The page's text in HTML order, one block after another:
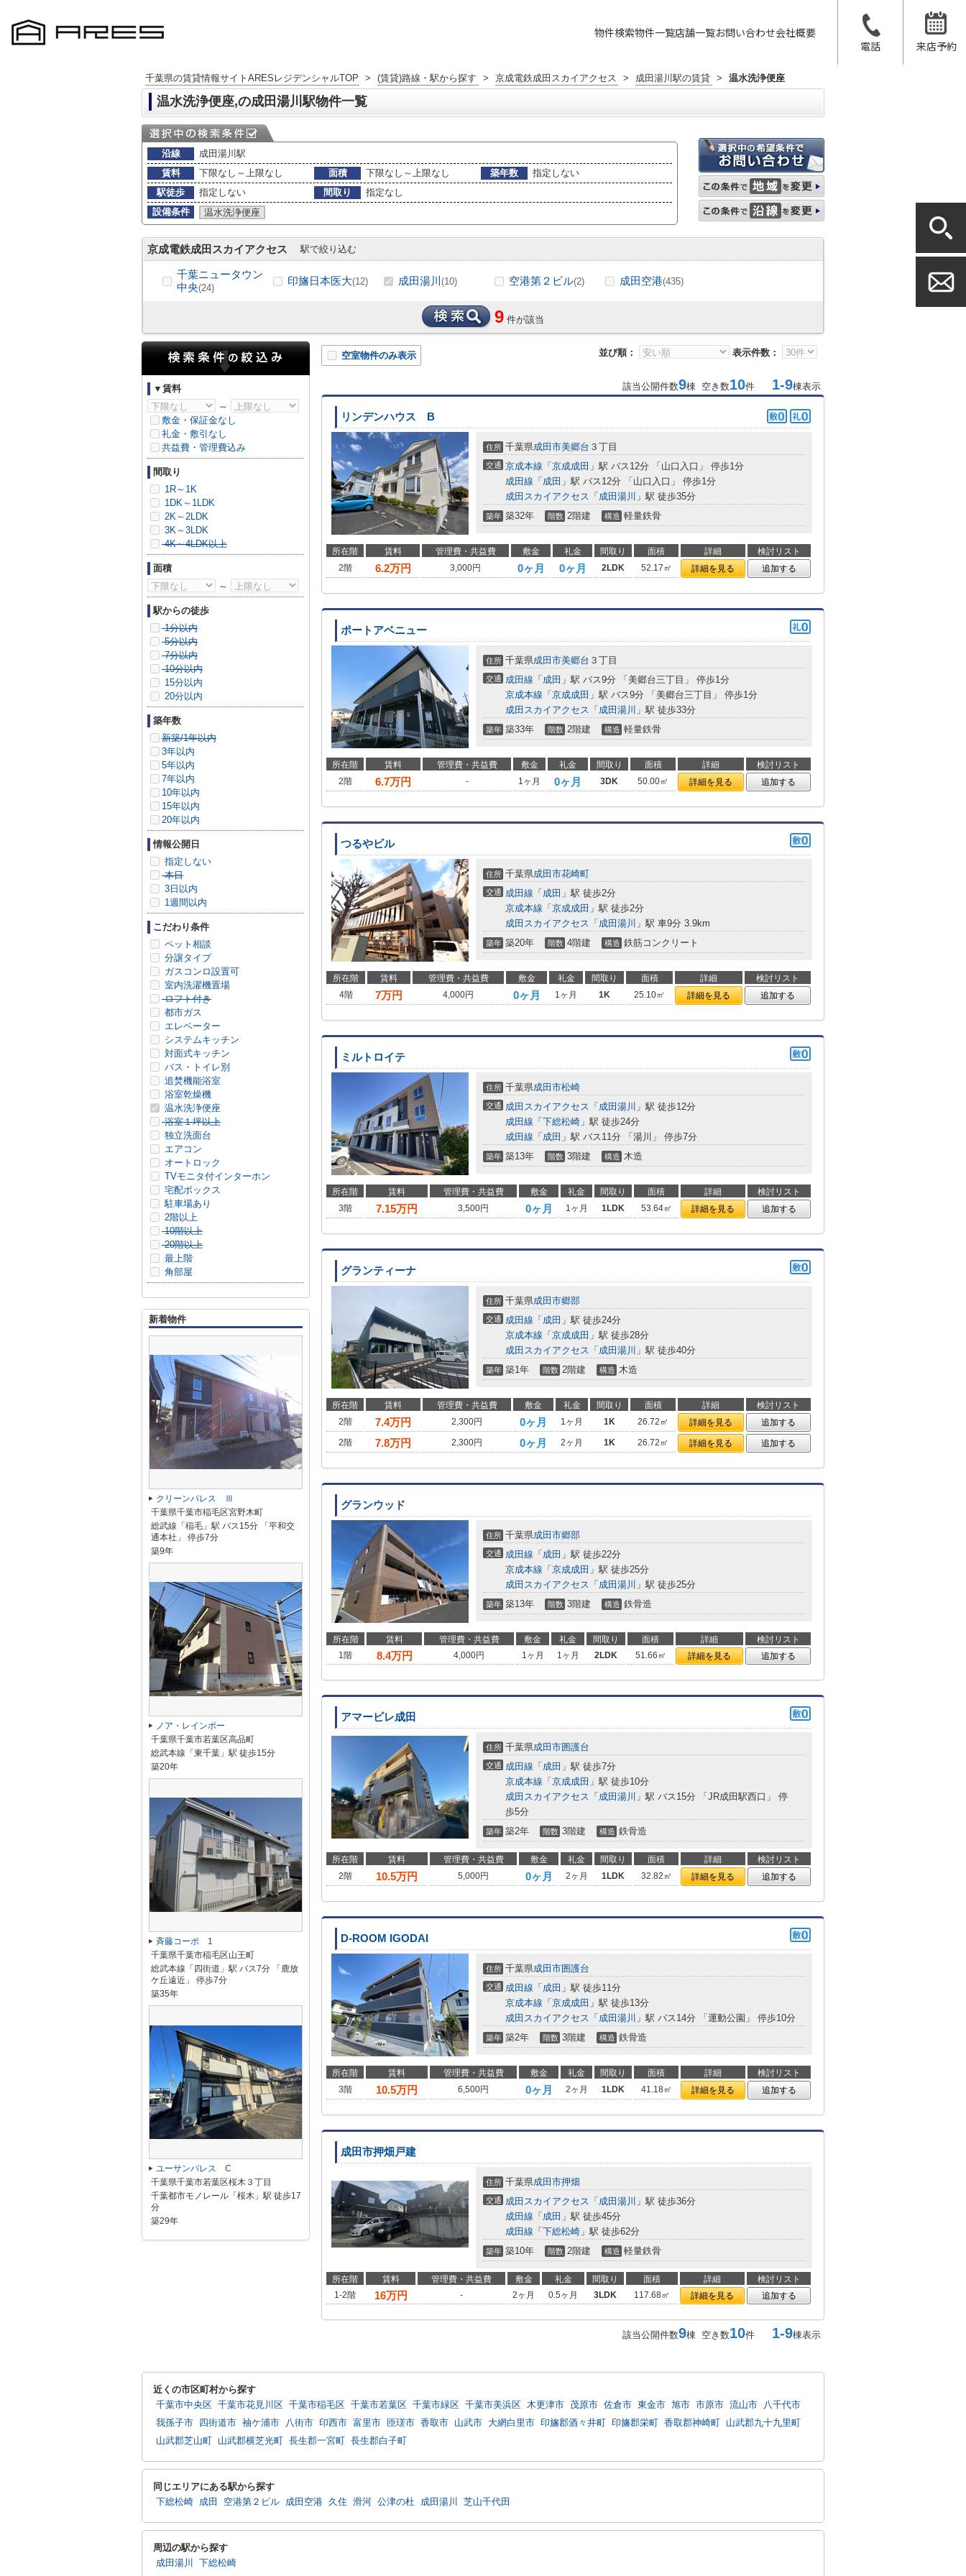
物件検索物件一覧店舗一覧お問い合わせ会社概要
電話
来店予約
千葉県の賃貸情報サイトARESレジデンシャルTOP > (賃貸)路線・駅から探す > 京成電鉄成田スカイアクセス > 成田湯川駅の賃貸 > 温水洗浄便座
温水洗浄便座,の成田湯川駅物件一覧
沿線
成田湯川駅
賃料
下限なし～上限なし 面積 下限なし～上限なし 築年数
指定しない
駅徒歩
指定しない 間取り
指定なし
設備条件
温水洗浄便座
京成電鉄成田スカイアクセス 駅で絞り込む
千葉ニュータウン
中央(24)
印旛日本医大(12) 成田湯川 (10) 空港第２ビル(2) 成田空港(435)
9 件が該当
並び順： 表示件数：
空室物件のみ表示
該当公開件数9棟 空き数10件 1-9棟表示
リンデンハウス B
住所 千葉県成田市美郷台 ３丁目
交通 京成本線 「 京成成田 」駅 バス12分 「山口入口」 停歩1分
成田線 「 成田 」駅 バス12分 「山口入口」 停歩1分
成田スカイアクセス 「 成田湯川 」駅 徒歩35分
築年 築32年 階数 2階建 構造 軽量鉄骨
所在階 賃料 管理費・共益費 敷金 礼金 間取り 面積 詳細
検討リスト
2階
6.2万円 3,000円 0ヶ月 0ヶ月 2LDK 52.17㎡ 詳細を見る 追加する
ポートアベニュー
住所 千葉県成田市美郷台 ３丁目
交通 成田線 「 成田 」駅 バス9分 「美郷台三丁目」 停歩1分
京成本線 「 京成成田 」駅 バス9分 「美郷台三丁目」 停歩1分
成田スカイアクセス 「 成田湯川 」駅 徒歩33分
築年 築33年 階数 2階建 構造 軽量鉄骨
所在階 賃料 管理費・共益費 敷金 礼金 間取り 面積 詳細
検討リスト
2階
6.7万円 - 1ヶ月 0ヶ月 3DK 50.00㎡ 詳細を見る 追加する
つるやビル
住所 千葉県成田市花崎町
交通 成田線 「 成田 」駅 徒歩2分
京成本線 「 京成成田 」駅 徒歩2分
成田スカイアクセス 「 成田湯川 」駅 車9分 3.9km
築年 築20年 階数 4階建 構造 鉄筋コンクリート
所在階 賃料 管理費・共益費 敷金 礼金 間取り 面積 詳細
検討リスト
4階
7万円 4,000円 0ヶ月 1ヶ月 1K 25.10㎡ 詳細を見る 追加する
ミルトロイテ
住所 千葉県成田市松崎
交通 成田スカイアクセス 「 成田湯川 」駅 徒歩12分
成田線 「 下総松崎 」駅 徒歩24分
成田線 「 成田 」駅 バス11分 「湯川」 停歩7分
築年 築13年 階数 3階建 構造 木造
所在階 賃料 管理費・共益費 敷金 礼金 間取り 面積 詳細
検討リスト
3階
7.15万円 3,500円 0ヶ月 1ヶ月 1LDK 53.64㎡ 詳細を見る 追加する
グランティーナ
住所 千葉県成田市郷部
交通 成田線 「 成田 」駅 徒歩24分
京成本線 「 京成成田 」駅 徒歩28分
成田スカイアクセス 「 成田湯川 」駅 徒歩40分
築年 築1年 階数 2階建 構造 木造
所在階 賃料 管理費・共益費 敷金 礼金 間取り 面積 詳細
検討リスト
2階
7.4万円 2,300円 0ヶ月 1ヶ月 1K 26.72㎡ 詳細を見る
追加する
2階
7.8万円 2,300円 0ヶ月 2ヶ月 1K 26.72㎡ 詳細を見る 追加する
グランウッド
住所 千葉県成田市郷部
交通 成田線 「 成田 」駅 徒歩22分
京成本線 「 京成成田 」駅 徒歩25分
成田スカイアクセス 「 成田湯川 」駅 徒歩25分
築年 築13年 階数 3階建 構造 鉄骨造
所在階 賃料 管理費・共益費 敷金 礼金 間取り 面積 詳細
検討リスト
1階
8.4万円 4,000円 1ヶ月 1ヶ月 2LDK 51.66㎡ 詳細を見る 追加する
アマービレ成田
住所 千葉県成田市囲護台
交通 成田線 「 成田 」駅 徒歩7分
京成本線 「 京成成田 」駅 徒歩10分
成田スカイアクセス 「 成田湯川 」駅 バス15分 「JR成田駅西口」 停
歩5分
築年 築2年 階数 3階建 構造 鉄骨造
所在階 賃料 管理費・共益費 敷金 礼金 間取り 面積 詳細
検討リスト
2階
10.5万円 5,000円 0ヶ月 2ヶ月 1LDK 32.82㎡ 詳細を見る 追加する
D-ROOM IGODAI
住所 千葉県成田市囲護台
交通 成田線 「 成田 」駅 徒歩11分
京成本線 「 京成成田 」駅 徒歩13分
成田スカイアクセス 「 成田湯川 」駅 バス14分 「運動公園」 停歩10分
築年 築2年 階数 3階建 構造 鉄骨造
所在階 賃料 管理費・共益費 敷金 礼金 間取り 面積 詳細
検討リスト
3階
10.5万円 6,500円 0ヶ月 2ヶ月 1LDK 41.18㎡ 詳細を見る 追加する
成田市押畑戸建
住所 千葉県成田市押畑
交通 成田スカイアクセス 「 成田湯川 」駅 徒歩36分
成田線 「 成田 」駅 徒歩45分
成田線 「 下総松崎 」駅 徒歩62分
築年 築10年 階数 2階建 構造 軽量鉄骨
所在階 賃料 管理費・共益費 敷金 礼金 間取り 面積 詳細
検討リスト
1-2階
16万円 - 2ヶ月 0.5ヶ月 3LDK 117.68㎡ 詳細を見る 追加する
該当公開件数9棟 空き数10件 1-9棟表示
▼賃料
～
敷金・保証金なし
礼金・敷引なし
共益費・管理費込み
間取り
1R～1K
1DK～1LDK
2K～2LDK
3K～3LDK
4K～4LDK以上
面積
～
駅からの徒歩
1分以内
5分以内
7分以内
10分以内
15分以内
20分以内
築年数
新築/1年以内
3年以内
5年以内
7年以内
10年以内
15年以内
20年以内
情報公開日
指定しない
本日
3日以内
1週間以内
こだわり条件
ペット相談
分譲タイプ
ガスコンロ設置可
室内洗濯機置場
ロフト付き
都市ガス
エレベーター
システムキッチン
対面式キッチン
バス・トイレ別
追焚機能浴室
浴室乾燥機
温水洗浄便座
浴室１坪以上
独立洗面台
エアコン
オートロック
TVモニタ付インターホン
宅配ボックス
駐車場あり
2階以上
10階以上
20階以上
最上階
角部屋
新着物件
クリーンパレス Ⅲ
千葉県千葉市稲毛区宮野木町
総武線「稲毛」駅 バス15分 「平和交
通本社」 停歩7分
築9年
ノア・レインボー
千葉県千葉市若葉区高品町
総武本線「東千葉」駅 徒歩15分
築20年
斉藤コーポ 1
千葉県千葉市稲毛区山王町
総武本線「四街道」駅 バス7分 「鹿放
ケ丘遠近」 停歩7分
築35年
ユーサンパレス C
千葉県千葉市若葉区桜木３丁目
千葉都市モノレール「桜木」駅 徒歩17
分
築29年
近くの市区町村から探す
千葉市中央区 千葉市花見川区 千葉市稲毛区 千葉市若葉区 千葉市緑区 千葉市美浜区 木更津市 茂原市 佐倉市 東金市 旭市 市原市 流山市
八千代市
我孫子市
四街道市 袖ケ浦市 八街市 印西市 富里市 匝瑳市 香取市 山武市 大網白里市 印旛郡酒々井町 印旛郡栄町 香取郡神崎町
山武郡九十九里町
山武郡芝山町
山武郡横芝光町 長生郡一宮町 長生郡白子町
同じエリアにある駅から探す
下総松崎 成田 空港第２ビル 成田空港 久住 滑河 公津の杜 成田湯川 芝山千代田
周辺の駅から探す
成田湯川 下総松崎